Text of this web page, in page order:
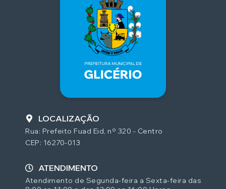
LOCALIZAÇÃO
Rua: Prefeito Fuad Eid, nº 320 - Centro
CEP: 16270-013
ATENDIMENTO
Atendimento de Segunda-feira a Sexta-feira das